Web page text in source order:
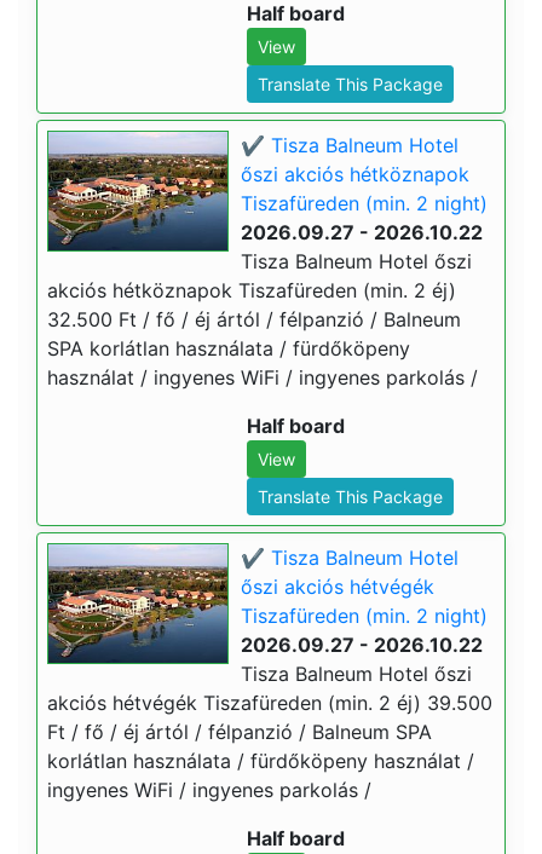
Half board
View
Translate This Package
✔️ Tisza Balneum Hotel
őszi akciós hétköznapok
Tiszafüreden (min. 2 night)
2026.09.27 - 2026.10.22
Tisza Balneum Hotel őszi
akciós hétköznapok Tiszafüreden (min. 2 éj)
32.500 Ft / fő / éj ártól / félpanzió / Balneum
SPA korlátlan használata / fürdőköpeny
használat / ingyenes WiFi / ingyenes parkolás /
Half board
View
Translate This Package
✔️ Tisza Balneum Hotel
őszi akciós hétvégék
Tiszafüreden (min. 2 night)
2026.09.27 - 2026.10.22
Tisza Balneum Hotel őszi
akciós hétvégék Tiszafüreden (min. 2 éj) 39.500
Ft / fő / éj ártól / félpanzió / Balneum SPA
korlátlan használata / fürdőköpeny használat /
ingyenes WiFi / ingyenes parkolás /
Half board